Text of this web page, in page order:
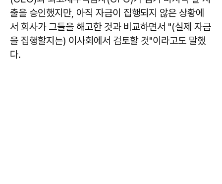
출을 승인했지만, 아직 자금이 집행되지 않은 상황에
서 회사가 그들을 해고한 것과 비교하면서 "(실제 자금
을 집행할지는) 이사회에서 검토할 것"이라고도 말했
다.